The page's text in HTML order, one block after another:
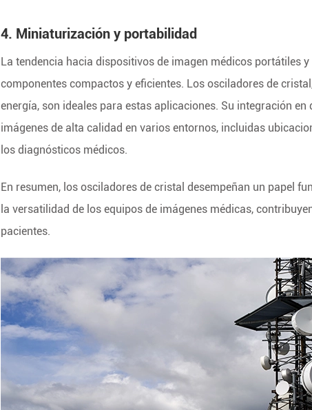
4. Miniaturización y portabilidad
La tendencia hacia dispositivos de imagen médicos portátiles
componentes compactos y eficientes. Los osciladores de
energía, son ideales para estas aplicaciones. Su integración
imágenes de alta calidad en varios entornos, incluidas
los diagnósticos médicos.
En resumen, los osciladores de cristal desempeñan un papel
la versatilidad de los equipos de imágenes médicas,
pacientes.